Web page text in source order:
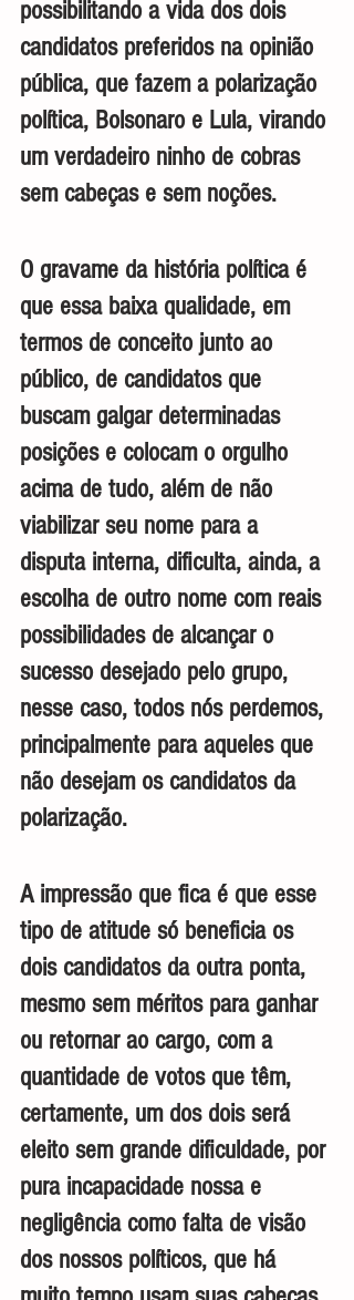
possibilitando a vida dos dois
candidatos preferidos na opinião
pública, que fazem a polarização
política, Bolsonaro e Lula, virando
um verdadeiro ninho de cobras
sem cabeças e sem noções.
O gravame da história política é
que essa baixa qualidade, em
termos de conceito junto ao
público, de candidatos que
buscam galgar determinadas
posições e colocam o orgulho
acima de tudo, além de não
viabilizar seu nome para a
disputa interna, dificulta, ainda, a
escolha de outro nome com reais
possibilidades de alcançar o
sucesso desejado pelo grupo,
nesse caso, todos nós perdemos,
principalmente para aqueles que
não desejam os candidatos da
polarização.
A impressão que fica é que esse
tipo de atitude só beneficia os
dois candidatos da outra ponta,
mesmo sem méritos para ganhar
ou retornar ao cargo, com a
quantidade de votos que têm,
certamente, um dos dois será
eleito sem grande dificuldade, por
pura incapacidade nossa e
negligência como falta de visão
dos nossos políticos, que há